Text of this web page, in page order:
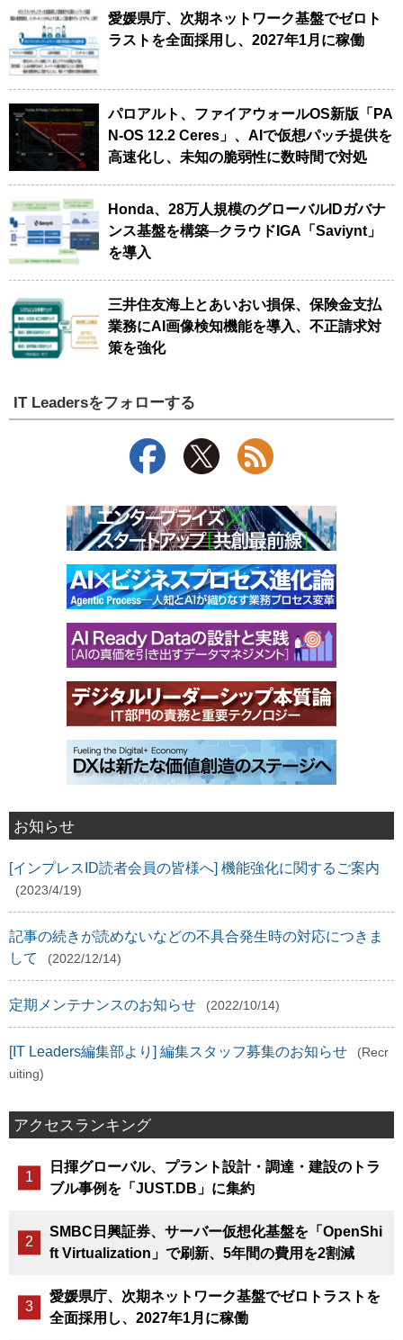
愛媛県庁、次期ネットワーク基盤でゼロト
ラストを全面採用し、2027年1月に稼働
パロアルト、ファイアウォールOS新版「PA
N-OS 12.2 Ceres」、AIで仮想パッチ提供を
高速化し、未知の脆弱性に数時間で対処
Honda、28万人規模のグローバルIDガバナ
ンス基盤を構築─クラウドIGA「Saviynt」
を導入
三井住友海上とあいおい損保、保険金支払
業務にAI画像検知機能を導入、不正請求対
策を強化
IT Leadersをフォローする
お知らせ
[インプレスID読者会員の皆様へ] 機能強化に関するご案内
(2023/4/19)
記事の続きが読めないなどの不具合発生時の対応につきま
して
(2022/12/14)
定期メンテナンスのお知らせ (2022/10/14)
[IT Leaders編集部より] 編集スタッフ募集のお知らせ
(Recr
uiting)
アクセスランキング
日揮グローバル、プラント設計・調達・建設のトラ
ブル事例を「JUST.DB」に集約
SMBC日興証券、サーバー仮想化基盤を「OpenShi
ft Virtualization」で刷新、5年間の費用を2割減
愛媛県庁、次期ネットワーク基盤でゼロトラストを
全面採用し、2027年1月に稼働